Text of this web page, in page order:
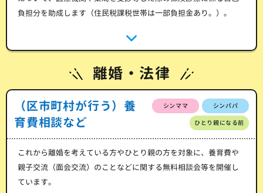
負担分を助成します（住民税課税世帯は一部負担金あり。）。
離婚・法律
（区市町村が行う）養
育費相談など
シンママ シンパパ
ひとり親になる前
これから離婚を考えている方やひとり親の方を対象に、養育費や
親子交流（面会交流）のことなどに関する無料相談会等を開催し
ています。